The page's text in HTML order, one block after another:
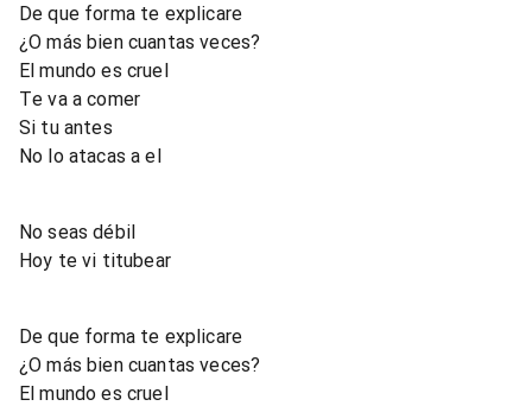
De que forma te explicare
¿O más bien cuantas veces?
El mundo es cruel
Te va a comer
Si tu antes
No lo atacas a el
No seas débil
Hoy te vi titubear
De que forma te explicare
¿O más bien cuantas veces?
El mundo es cruel